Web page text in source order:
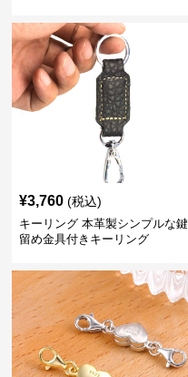
¥3,760 (税込)
キーリング 本革製シンプルな鍵
留め金具付きキーリング